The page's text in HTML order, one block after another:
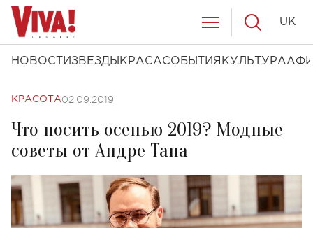
НОВОСТИ ЗВЕЗДЫ КРАСАСОБЫТИЯ КУЛЬТУРА
UK
КРАСОТА02.09.2019
Что носить осенью 2019? Модные
советы от Андре Тана